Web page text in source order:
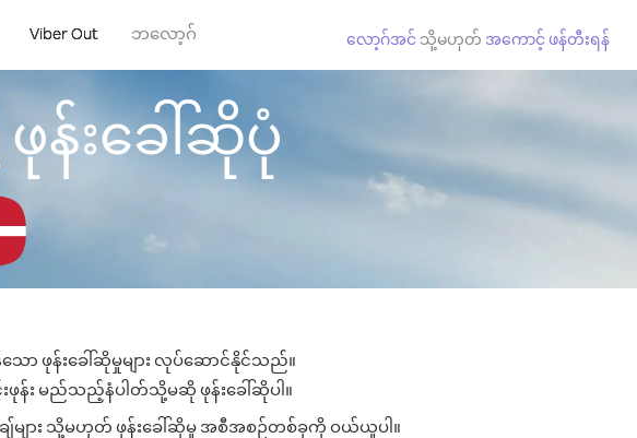
Viber Out ဘလော့ဂ် လော့ဂ်အင် သို့မဟုတ် အကောင့် ဖန်တီးရန်
းခေါ်ဆိုပုံ
ာ ဖုန်းခေါ်ဆိုမှုများ လုပ်ဆောင်နိုင်သည်။
ဖုန်း မည်သည့်နံပါတ်သို့မဆို ဖုန်းခေါ်ဆိုပါ။
များ သို့မဟုတ် ဖုန်းခေါ်ဆိုမှု အစီအစဉ်တစ်ခုကို ဝယ်ယူပါ။